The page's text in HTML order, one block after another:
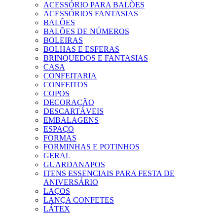
ACESSÓRIO PARA BALÕES
ACESSÓRIOS FANTASIAS
BALÕES
BALÕES DE NÚMEROS
BOLEIRAS
BOLHAS E ESFERAS
BRINQUEDOS E FANTASIAS
CASA
CONFEITARIA
CONFEITOS
COPOS
DECORAÇÃO
DESCARTÁVEIS
EMBALAGENS
ESPAÇO
FORMAS
FORMINHAS E POTINHOS
GERAL
GUARDANAPOS
ITENS ESSENCIAIS PARA FESTA DE
ANIVERSÁRIO
LAÇOS
LANÇA CONFETES
LÁTEX